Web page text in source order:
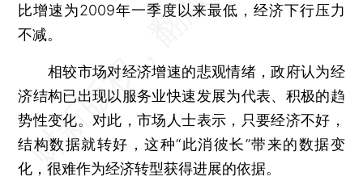
比增速为2009年一季度以来最低，经济下行压力
不减。
相较市场对经济增速的悲观情绪，政府认为经
济结构已出现以服务业快速发展为代表、积极的趋
势性变化。对此，市场人士表示，只要经济不好，
结构数据就转好，这种“此消彼长”带来的数据变
化，很难作为经济转型获得进展的依据。